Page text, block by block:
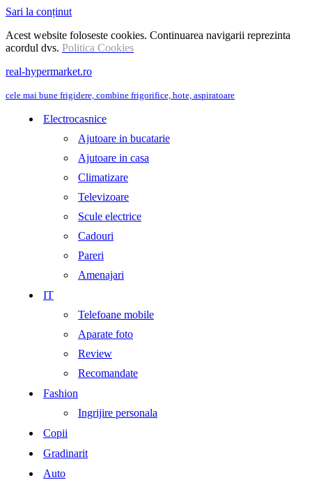
Sari la conținut
Acest website foloseste cookies. Continuarea navigarii reprezinta
acordul dvs. Politica Cookies
real-hypermarket.ro
cele mai bune frigidere, combine frigorifice, hote, aspiratoare
Electrocasnice
Ajutoare in bucatarie
Ajutoare in casa
Climatizare
Televizoare
Scule electrice
Cadouri
Pareri
Amenajari
IT
Telefoane mobile
Aparate foto
Review
Recomandate
Fashion
Ingrijire personala
Copii
Gradinarit
Auto